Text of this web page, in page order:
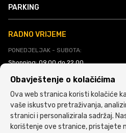
PARKING
RADNO VRIJEME
PONEDJELJAK - SUBOTA:
Shopping: 09.00 do 22.00
Gastro: 08.00 do 23.30
Obavještenje o kolačićima
Ova web stranica koristi kolačiće
vaše iskustvo pretraživanja,
stranici i personalizirala sadržaj.
korištenje ove stranice, pristajete